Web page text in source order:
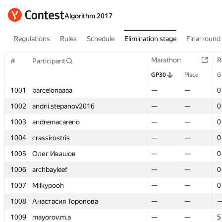
Algorithm 2017
Regulations Rules Schedule Elimination stage Final round
# Participant Marathon
GP30 Place
1001 barcelonaaaa — —
0
1002
andrii.stepanov2016 — —
0
1003
andremacareno — —
0
1004
crassirostris — —
0
1005
Олег Ивашов — —
0
1006
archbayleef — —
0
1007
Milkypooh — —
0
1008
Анастасия Торопова — —
1009
mayorov.m.a — —
5
# Participant Marathon
GP30 Place
1001 barcelonaaaa — —
0
1002
andrii.stepanov2016 — —
0
1003
andremacareno — —
0
1004
crassirostris — —
0
1005
Олег Ивашов — —
0
1006
archbayleef — —
0
1007
Milkypooh — —
0
1008
Анастасия Торопова — —
1009
mayorov.m.a — —
5